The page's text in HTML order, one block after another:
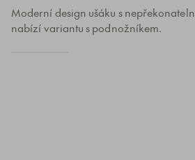
Moderní design ušáku s
nabízí variantu s podnožníkem.